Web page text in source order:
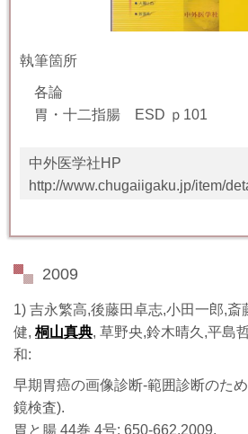
執筆箇所
各論
胃・十二指腸 ESD ｐ101
中外医学社HP
http://www.chugaiigaku.jp/item/
2009
1) 吉永繁高,後藤田卓志,小田一郎,斎
健, 桐山真典, 草野央,鈴木晴久,平島
和:
早期胃癌の画像診断-範囲診断のた
鏡検査).
胃と腸 44巻 4号: 650-662,2009.